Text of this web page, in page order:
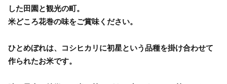
した田園と観光の町。
米どころ花巻の味をご賞味ください。
ひとめぼれは、コシヒカリに初星という品種を掛け合わせて
作られたお米です。